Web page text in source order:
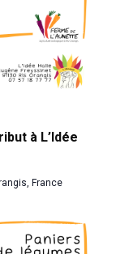
à L’Idée
France